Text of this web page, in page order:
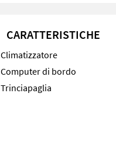
CARATTERISTICHE
Climatizzatore
Computer di bordo
Trinciapaglia